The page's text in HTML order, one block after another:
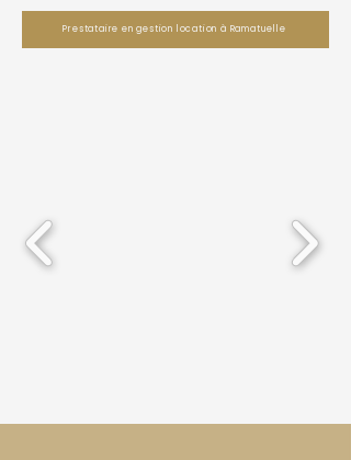
Prestataire en gestion location à Ramatuelle